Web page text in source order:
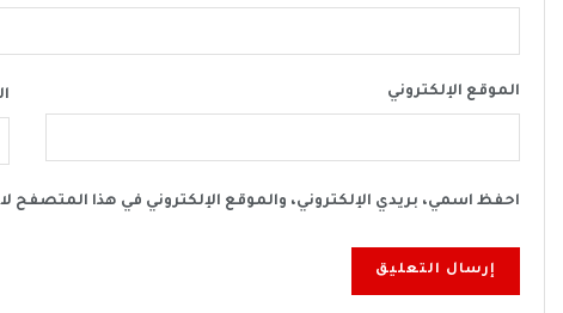
الموقع الإلكتروني
احفظ اسمي، بريدي الإلكتروني، والموقع الإلكتروني في هذا المتصفح